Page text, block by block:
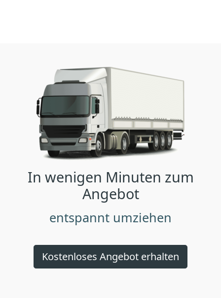
In wenigen Minuten zum
Angebot
entspannt umziehen
Kostenloses Angebot erhalten